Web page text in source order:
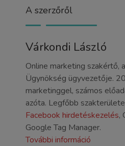
A szerzőről
Várkondi László
Online marketing szakértő,
Ügynökség ügyvezetője.
marketinggel, számos
azóta. Legfőbb
Facebook hirdetéskezelés,
Google Tag Manager.
További információ